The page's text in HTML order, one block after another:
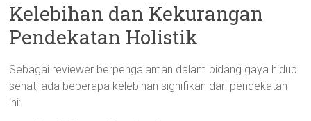
Kelebihan dan Kekurangan
Pendekatan Holistik
Sebagai reviewer berpengalaman dalam bidang gaya hidup
sehat, ada beberapa kelebihan signifikan dari pendekatan
ini: